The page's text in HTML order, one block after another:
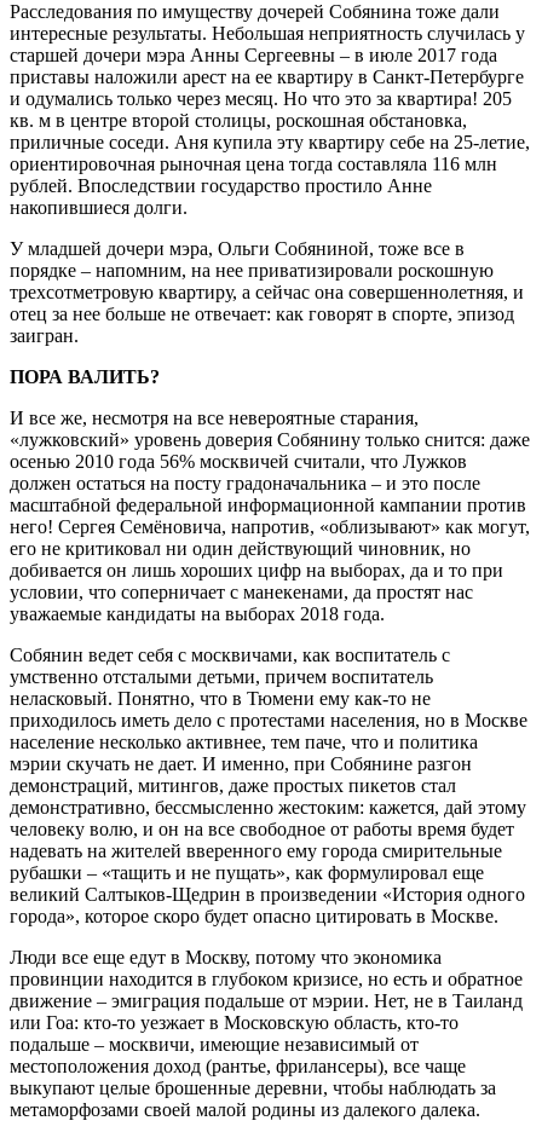
Расследования по имуществу дочерей Собянина тоже дали
интересные результаты. Небольшая неприятность случилась у
старшей дочери мэра Анны Сергеевны – в июле 2017 года
приставы наложили арест на ее квартиру в Санкт-Петербурге
и одумались только через месяц. Но что это за квартира! 205
кв. м в центре второй столицы, роскошная обстановка,
приличные соседи. Аня купила эту квартиру себе на 25-летие,
ориентировочная рыночная цена тогда составляла 116 млн
рублей. Впоследствии государство простило Анне
накопившиеся долги.
У младшей дочери мэра, Ольги Собяниной, тоже все в
порядке – напомним, на нее приватизировали роскошную
трехсотметровую квартиру, а сейчас она совершеннолетняя, и
отец за нее больше не отвечает: как говорят в спорте, эпизод
заигран.
ПОРА ВАЛИТЬ?
И все же, несмотря на все невероятные старания,
«лужковский» уровень доверия Собянину только снится: даже
осенью 2010 года 56% москвичей считали, что Лужков
должен остаться на посту градоначальника – и это после
масштабной федеральной информационной кампании против
него! Сергея Семёновича, напротив, «облизывают» как могут,
его не критиковал ни один действующий чиновник, но
добивается он лишь хороших цифр на выборах, да и то при
условии, что соперничает с манекенами, да простят нас
уважаемые кандидаты на выборах 2018 года.
Собянин ведет себя с москвичами, как воспитатель с
умственно отсталыми детьми, причем воспитатель
неласковый. Понятно, что в Тюмени ему как-то не
приходилось иметь дело с протестами населения, но в Москве
население несколько активнее, тем паче, что и политика
мэрии скучать не дает. И именно, при Собянине разгон
демонстраций, митингов, даже простых пикетов стал
демонстративно, бессмысленно жестоким: кажется, дай этому
человеку волю, и он на все свободное от работы время будет
надевать на жителей вверенного ему города смирительные
рубашки – «тащить и не пущать», как формулировал еще
великий Салтыков-Щедрин в произведении «История одного
города», которое скоро будет опасно цитировать в Москве.
Люди все еще едут в Москву, потому что экономика
провинции находится в глубоком кризисе, но есть и обратное
движение – эмиграция подальше от мэрии. Нет, не в Таиланд
или Гоа: кто-то уезжает в Московскую область, кто-то
подальше – москвичи, имеющие независимый от
местоположения доход (рантье, фрилансеры), все чаще
выкупают целые брошенные деревни, чтобы наблюдать за
метаморфозами своей малой родины из далекого далека.